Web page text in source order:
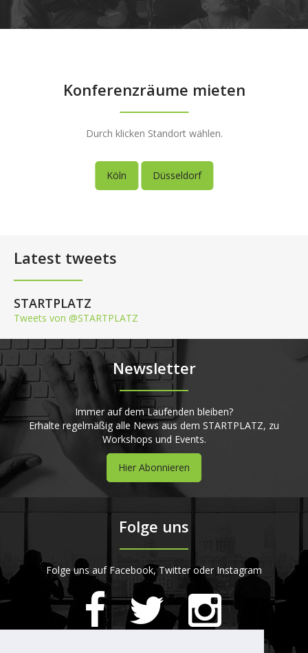
Konferenzräume mieten
Durch klicken Standort wählen.
Köln Düsseldorf
Latest tweets
STARTPLATZ
Tweets von @STARTPLATZ
Newsletter
Immer auf dem Laufenden bleiben?
Erhalte regelmäßig alle News aus dem STARTPLATZ, zu
Workshops und Events.
Hier Abonnieren
Folge uns
Folge uns auf Facebook, Twitter oder Instagram